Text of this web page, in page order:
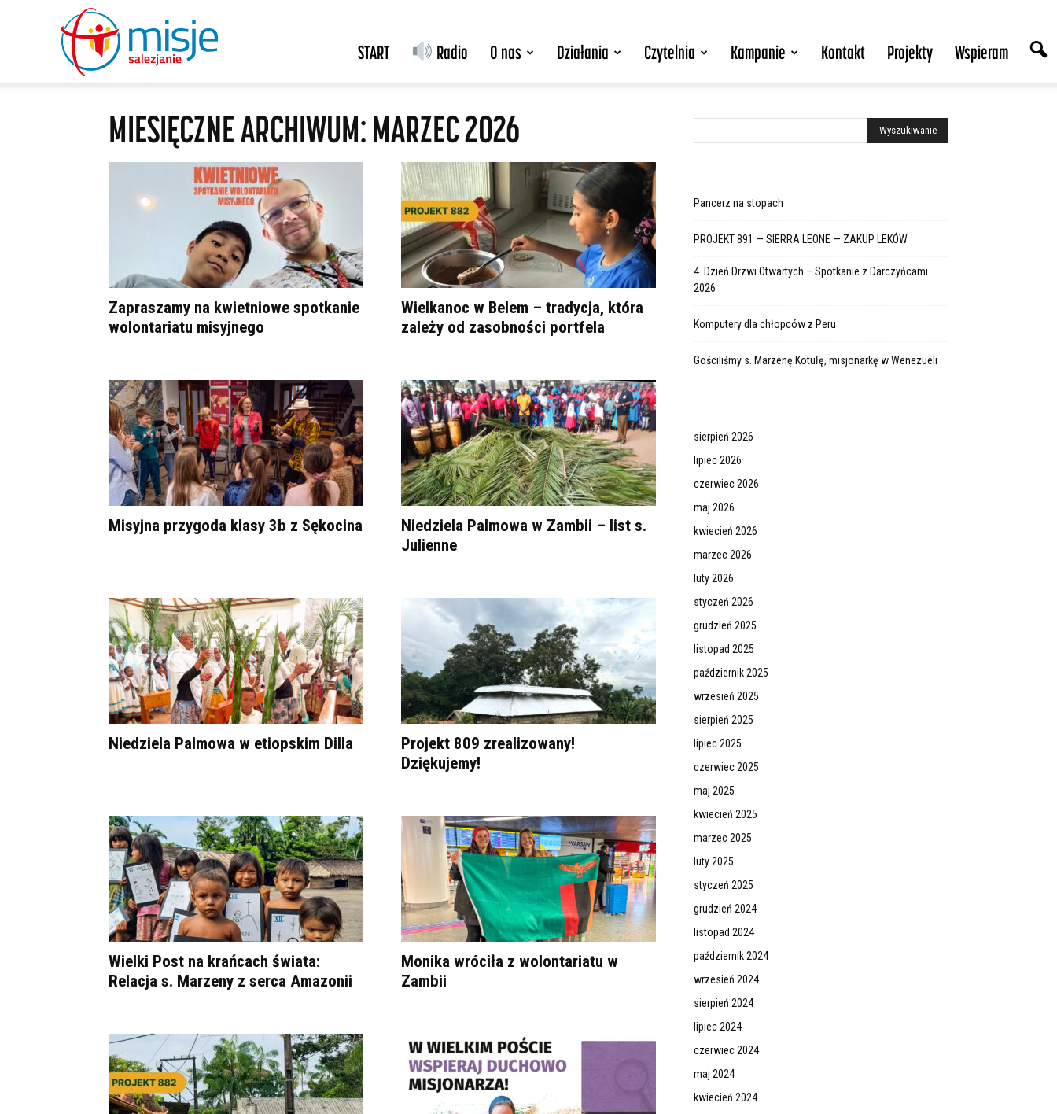
salezjanie
START Radio O nas Działania Czytelnia Kampanie Kontakt Projekty Wspieram
MIESIĘCZNE ARCHIWUM: MARZEC 2026
Zapraszamy na kwietniowe spotkanie
wolontariatu misyjnego
Wielkanoc w Belem – tradycja, która
zależy od zasobności portfela
Misyjna przygoda klasy 3b z Sękocina
Niedziela Palmowa w Zambii – list s.
Julienne
Niedziela Palmowa w etiopskim Dilla
Projekt 809 zrealizowany!
Dziękujemy!
Wielki Post na krańcach świata:
Relacja s. Marzeny z serca Amazonii
Monika wróciła z wolontariatu w
Zambii
Pancerz na stopach
PROJEKT 891 — SIERRA LEONE — ZAKUP LEKÓW
4. Dzień Drzwi Otwartych – Spotkanie z Darczyńcami
2026
Komputery dla chłopców z Peru
Gościliśmy s. Marzenę Kotułę, misjonarkę w Wenezueli
sierpień 2026
lipiec 2026
czerwiec 2026
maj 2026
kwiecień 2026
marzec 2026
luty 2026
styczeń 2026
grudzień 2025
listopad 2025
październik 2025
wrzesień 2025
sierpień 2025
lipiec 2025
czerwiec 2025
maj 2025
kwiecień 2025
marzec 2025
luty 2025
styczeń 2025
grudzień 2024
listopad 2024
październik 2024
wrzesień 2024
sierpień 2024
lipiec 2024
czerwiec 2024
maj 2024
kwiecień 2024